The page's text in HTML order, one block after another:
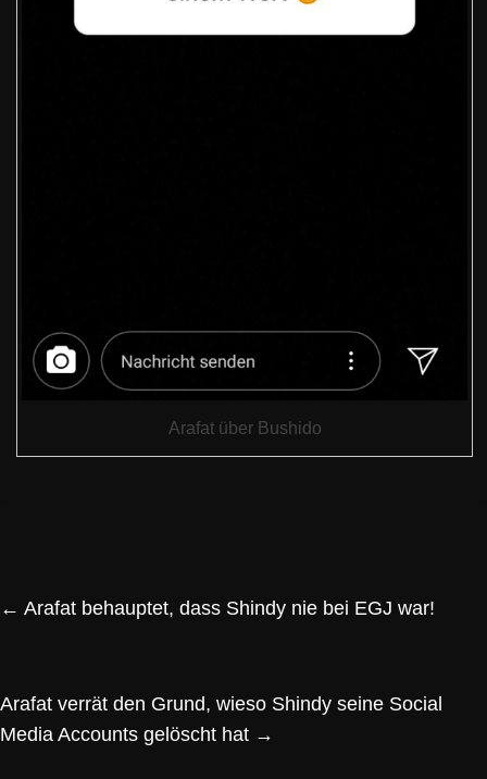
Arafat über Bushido
← Arafat behauptet, dass Shindy nie bei EGJ war!
Arafat verrät den Grund, wieso Shindy seine Social
Media Accounts gelöscht hat →